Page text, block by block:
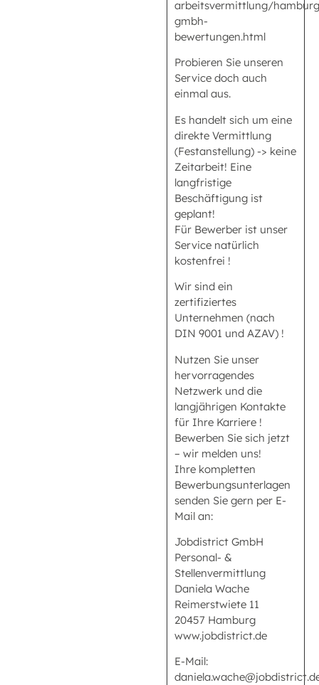
arbeitsvermittlung/
gmbh-
bewertungen.html
Probieren Sie unseren
Service doch auch
einmal aus.
Es handelt sich um eine
direkte Vermittlung
(Festanstellung) -> keine
Zeitarbeit! Eine
langfristige
Beschäftigung ist
geplant!
Für Bewerber ist unser
Service natürlich
kostenfrei !
Wir sind ein
zertifiziertes
Unternehmen (nach
DIN 9001 und AZAV) !
Nutzen Sie unser
hervorragendes
Netzwerk und die
langjährigen Kontakte
für Ihre Karriere !
Bewerben Sie sich jetzt
– wir melden uns!
Ihre kompletten
Bewerbungsunterlagen
senden Sie gern per E-
Mail an:
Jobdistrict GmbH
Personal- &
Stellenvermittlung
Daniela Wache
Reimerstwiete 11
20457 Hamburg
www.jobdistrict.de
E-Mail: